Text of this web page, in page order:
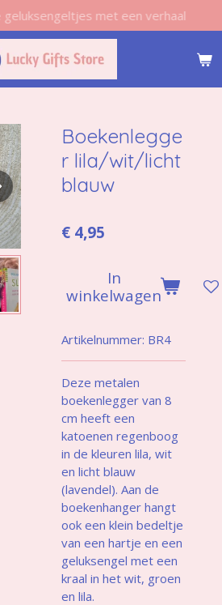
geluksengeltjes met een verhaal
Boekenlegge
r lila/wit/licht
blauw
€ 4,95
In
winkelwagen
Artikelnummer: BR4
Deze metalen
boekenlegger van 8
cm heeft een
katoenen regenboog
in de kleuren lila, wit
en licht blauw
(lavendel). Aan de
boekenhanger hangt
ook een klein bedeltje
van een hartje en een
geluksengel met een
kraal in het wit, groen
en lila.